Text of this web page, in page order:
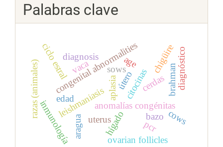
Palabras clave
cerdas
útero
aplasia
anomalías congénitas
sows
uterus
congenital abnormalities
leishmaniasis
hígado bazo
citocinas
inmunología
vaca
razas (animales) brahman
ciclo estral
edad
aragua cows
ovarian follicles
age
pcr
diagnóstico
diagnosis chigüire